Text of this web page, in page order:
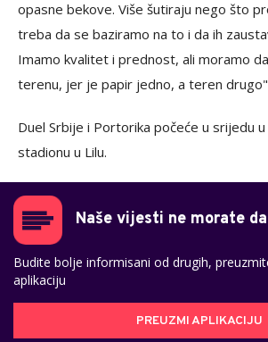
opasne bekove. Više šutiraju nego što
treba da se baziramo na to i da ih
Imamo kvalitet i prednost, ali moramo
terenu, jer je papir jedno, a teren
Duel Srbije i Portorika počeće u srijedu
stadionu u Lilu.
Naše vijesti ne morate
Budite bolje informisani od drugih,
aplikaciju
PREUZMI APLIKACIJU